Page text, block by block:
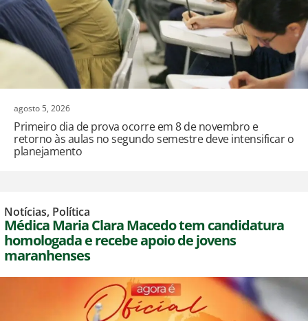
agosto 5, 2026
Primeiro dia de prova ocorre em 8 de novembro e
retorno às aulas no segundo semestre deve intensificar o
planejamento
Notícias, Política
Médica Maria Clara Macedo tem candidatura
homologada e recebe apoio de jovens
maranhenses